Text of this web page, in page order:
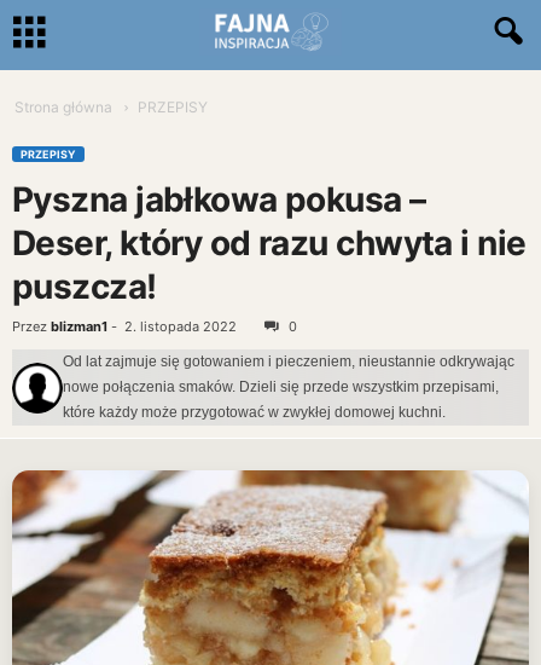
Strona główna PRZEPISY
PRZEPISY
Pyszna jabłkowa pokusa –
Deser, który od razu chwyta i nie
puszcza!
Przez blizman1 - 2. listopada 2022 0
Od lat zajmuje się gotowaniem i pieczeniem, nieustannie odkrywając
nowe połączenia smaków. Dzieli się przede wszystkim przepisami,
które każdy może przygotować w zwykłej domowej kuchni.